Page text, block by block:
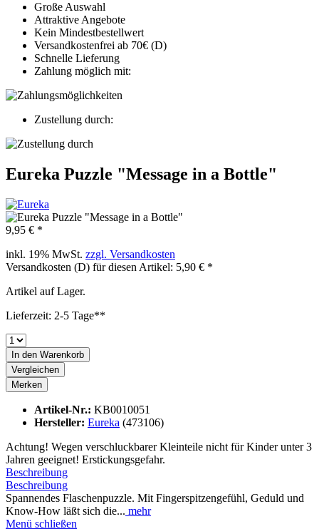
Große Auswahl
Attraktive Angebote
Kein Mindestbestellwert
Versandkostenfrei ab 70€ (D)
Schnelle Lieferung
Zahlung möglich mit:
Zustellung durch:
Eureka Puzzle "Message in a Bottle"
9,95 € *
inkl. 19% MwSt. zzgl. Versandkosten
Versandkosten (D) für diesen Artikel: 5,90 € *
Artikel auf Lager.
Lieferzeit: 2-5 Tage**
In den Warenkorb
Vergleichen
Merken
Artikel-Nr.: KB0010051
Hersteller: Eureka (473106)
Achtung! Wegen verschluckbarer Kleinteile nicht für Kinder unter 3
Jahren geeignet! Erstickungsgefahr.
Beschreibung
Beschreibung
Spannendes Flaschenpuzzle. Mit Fingerspitzengefühl, Geduld und
Know-How läßt sich die... mehr
Menü schließen